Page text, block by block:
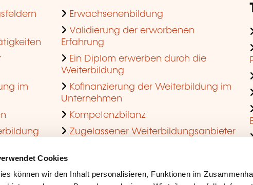
Cookies
können wir den Inhalt personalisieren, Funktionen im
im
Erwachsenenbildung
Validierung der erworbenen
Erfahrung
Ein Diplom erwerben durch die
Weiterbildung
Kofinanzierung der Weiterbildung im
Unternehmen
Kompetenzbilanz
Zugelassener Weiterbildungsanbieter